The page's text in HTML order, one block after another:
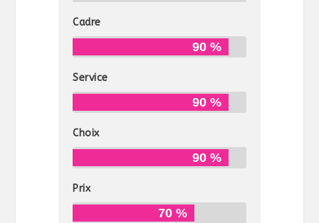
Cadre
90 %
Service
90 %
Choix
90 %
Prix
70 %